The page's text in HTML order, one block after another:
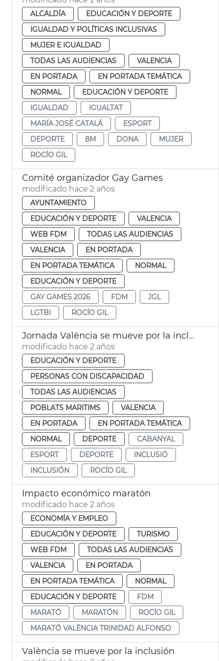
ALCALDÍA
EDUCACIÓN Y DEPORTE
IGUALDAD Y POLÍTICAS INCLUSIVAS
MUJER E IGUALDAD
TODAS LAS AUDIENCIAS
VALENCIA
EN PORTADA
EN PORTADA TEMÁTICA
NORMAL
EDUCACIÓN Y DEPORTE
IGUALDAD
IGUALTAT
MARÍA JOSÉ CATALÁ
ESPORT
DEPORTE
8M DONA
MUJER
ROCÍO GIL
Comité organizador Gay Games
modificado hace 2 años
AYUNTAMIENTO
EDUCACIÓN Y DEPORTE
VALENCIA
WEB FDM
TODAS LAS AUDIENCIAS
VALENCIA
EN PORTADA
EN PORTADA TEMÁTICA
NORMAL
EDUCACIÓN Y DEPORTE
GAY GAMES 2026
FDM
JGL
LGTBI
ROCÍO GIL
Jornada València se mueve por la inclusión
modificado hace 2 años
EDUCACIÓN Y DEPORTE
PERSONAS CON DISCAPACIDAD
TODAS LAS AUDIENCIAS
POBLATS MARITIMS
VALENCIA
EN PORTADA
EN PORTADA TEMÁTICA
NORMAL
DEPORTE
CABANYAL
ESPORT
DEPORTE
INCLUSIÓ
INCLUSIÓN
ROCÍO GIL
Impacto económico maratón
modificado hace 2 años
ECONOMÍA Y EMPLEO
EDUCACIÓN Y DEPORTE
TURISMO
WEB FDM
TODAS LAS AUDIENCIAS
VALENCIA
EN PORTADA
EN PORTADA TEMÁTICA
NORMAL
EDUCACIÓN Y DEPORTE
FDM
MARATÓ
MARATÓN
ROCÍO GIL
MARATÓ VALÈNCIA TRINIDAD ALFONSO
València se mueve por la inclusión